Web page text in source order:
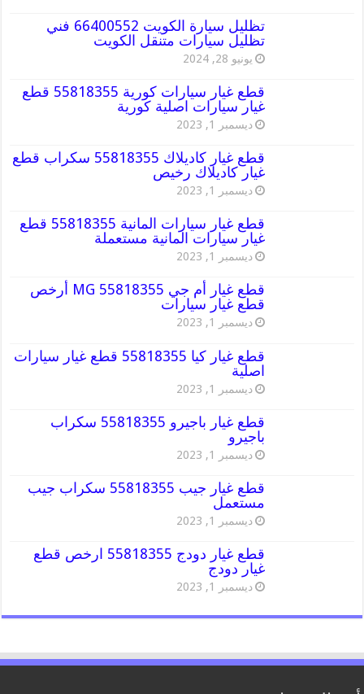
تظليل سيارة الكويت 66400552 فني
تظليل سيارات متنقل الكويت
يونيو 28, 2024
قطع غيار سيارات كورية 55818355 قطع
غيار سيارات اصلية كورية
ديسمبر 1, 2023
قطع غيار كاديلاك 55818355 سكراب قطع
غيار كاديلاك رخيص
ديسمبر 1, 2023
قطع غيار سيارات المانية 55818355 قطع
غيار سيارات المانية مستعملة
ديسمبر 1, 2023
قطع غيار أم جي MG 55818355 أرخص
قطع غيار سيارات
ديسمبر 1, 2023
قطع غيار كيا 55818355 قطع غيار سيارات
اصلية
ديسمبر 1, 2023
قطع غيار باجيرو 55818355 سكراب
باجيرو
ديسمبر 1, 2023
قطع غيار جيب 55818355 سكراب جيب
مستعمل
ديسمبر 1, 2023
قطع غيار دودج 55818355 ارخص قطع
غيار دودج
ديسمبر 1, 2023